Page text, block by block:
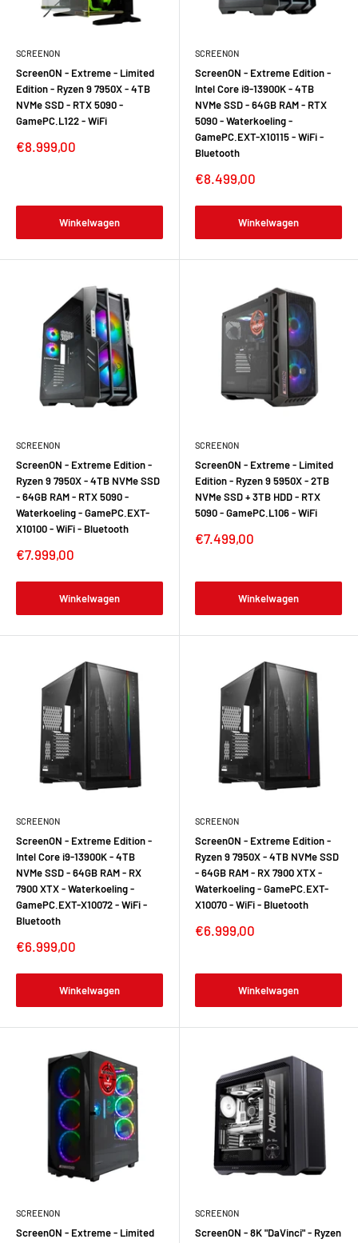
SCREENON
ScreenON - Extreme - Limited
Edition - Ryzen 9 7950X - 4TB
NVMe SSD - RTX 5090 -
GamePC.L122 - WiFi
Verkoopprijs
€8.999,00
Winkelwagen
SCREENON
ScreenON - Extreme Edition -
Intel Core i9-13900K - 4TB
NVMe SSD - 64GB RAM - RTX
5090 - Waterkoeling -
GamePC.EXT-X10115 - WiFi -
Bluetooth
Verkoopprijs
€8.499,00
Winkelwagen
SCREENON
ScreenON - Extreme Edition -
Ryzen 9 7950X - 4TB NVMe SSD
- 64GB RAM - RTX 5090 -
Waterkoeling - GamePC.EXT-
X10100 - WiFi - Bluetooth
Verkoopprijs
€7.999,00
Winkelwagen
SCREENON
ScreenON - Extreme - Limited
Edition - Ryzen 9 5950X - 2TB
NVMe SSD + 3TB HDD - RTX
5090 - GamePC.L106 - WiFi
Verkoopprijs
€7.499,00
Winkelwagen
SCREENON
ScreenON - Extreme Edition -
Intel Core i9-13900K - 4TB
NVMe SSD - 64GB RAM - RX
7900 XTX - Waterkoeling -
GamePC.EXT-X10072 - WiFi -
Bluetooth
Verkoopprijs
€6.999,00
Winkelwagen
SCREENON
ScreenON - Extreme Edition -
Ryzen 9 7950X - 4TB NVMe SSD
- 64GB RAM - RX 7900 XTX -
Waterkoeling - GamePC.EXT-
X10070 - WiFi - Bluetooth
Verkoopprijs
€6.999,00
Winkelwagen
SCREENON
ScreenON - Extreme - Limited
SCREENON
ScreenON - 8K "DaVinci" - Ryzen